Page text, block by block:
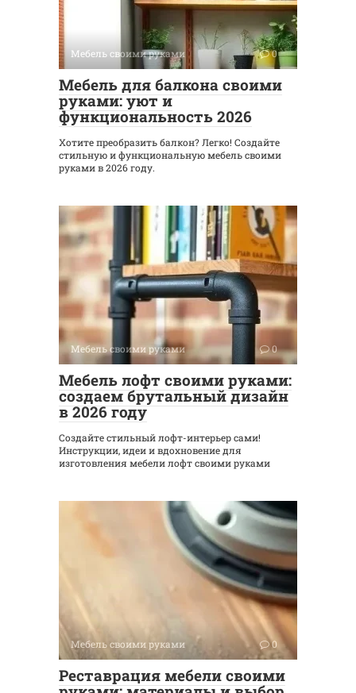
Мебель своими руками 0
Мебель для балкона своими
руками: уют и
функциональность 2026
Хотите преобразить балкон? Легко! Создайте
стильную и функциональную мебель своими
руками в 2026 году.
Мебель своими руками 0
Мебель лофт своими руками:
создаем брутальный дизайн
в 2026 году
Создайте стильный лофт-интерьер сами!
Инструкции, идеи и вдохновение для
изготовления мебели лофт своими руками
Мебель своими руками 0
Реставрация мебели своими